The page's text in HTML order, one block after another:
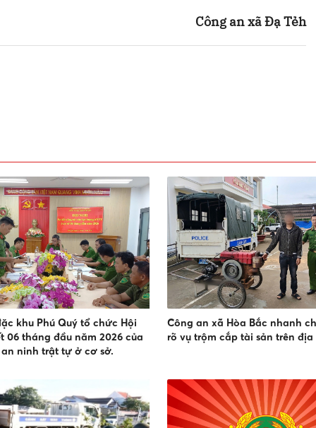
Công an xã Đạ Tẻh
khu Phú Quý tổ chức Hội
06 tháng đầu năm 2026 của
ninh trật tự ở cơ sở.
Công an xã Hòa Bắc nhanh
rõ vụ trộm cắp tài sản trên địa